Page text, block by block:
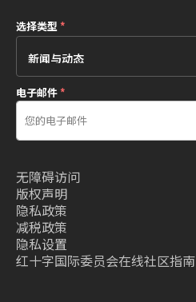
选择类型*
电子邮件*
无障碍访问
版权声明
隐私政策
减税政策
隐私设置
红十字国际委员会在线社区指南